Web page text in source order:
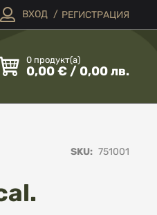
ВХОД РЕГИСТРАЦИЯ
0 продукт(а)
0,00 € / 0,00 лв.
SKU 751001